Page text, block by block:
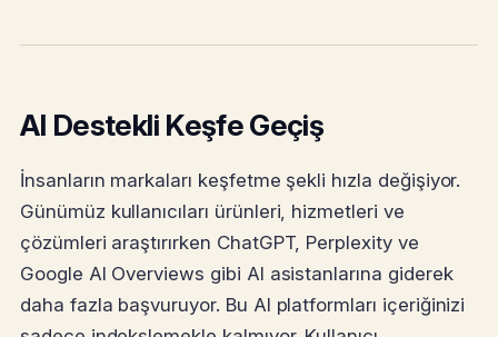
AI Destekli Keşfe Geçiş
İnsanların markaları keşfetme şekli hızla değişiyor.
Günümüz kullanıcıları ürünleri, hizmetleri ve
çözümleri araştırırken ChatGPT, Perplexity ve
Google AI Overviews gibi AI asistanlarına giderek
daha fazla başvuruyor. Bu AI platformları içeriğinizi